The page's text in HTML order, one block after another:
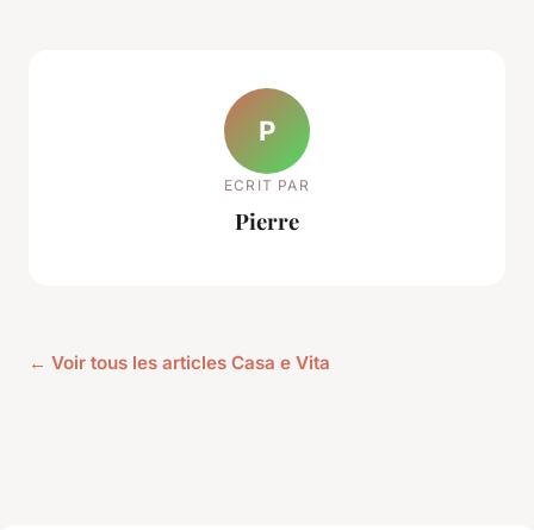
P
ECRIT PAR
Pierre
← Voir tous les articles Casa e Vita